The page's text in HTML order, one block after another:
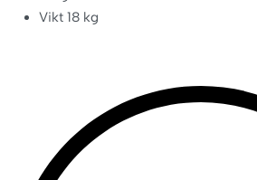
Vikt 18 kg